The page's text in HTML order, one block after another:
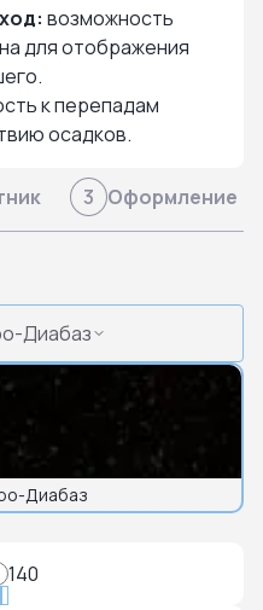
возможность
для отображения
к перепадам
осадков.
3 Оформление
Диабаз
Диабаз
140